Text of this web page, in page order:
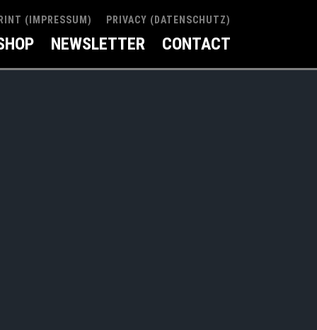
(IMPRESSUM) PRIVACY (DATENSCHUTZ)
NEWSLETTER CONTACT